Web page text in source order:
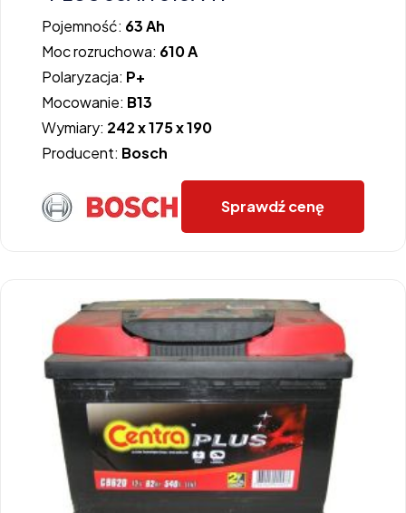
Pojemność: 63 Ah
Moc rozruchowa: 610 A
Polaryzacja: P+
Mocowanie: B13
Wymiary: 242 x 175 x 190
Producent: Bosch
Sprawdź cenę